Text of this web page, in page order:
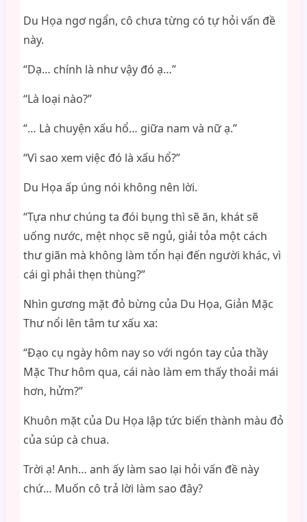
Du Họa ngơ ngẩn, cô chưa từng có tự hỏi vấn đề
này.
“Dạ… chính là như vậy đó ạ…”
“Là loại nào?”
“… Là chuyện xấu hổ… giữa nam và nữ ạ.”
“Vì sao xem việc đó là xấu hổ?”
Du Họa ấp úng nói không nên lời.
“Tựa như chúng ta đói bụng thì sẽ ăn, khát sẽ
uống nước, mệt nhọc sẽ ngủ, giải tỏa một cách
thư giãn mà không làm tổn hại đến người khác, vì
cái gì phải thẹn thùng?”
Nhìn gương mặt đỏ bừng của Du Họa, Giản Mặc
Thư nổi lên tâm tư xấu xa:
“Đạo cụ ngày hôm nay so với ngón tay của thầy
Mặc Thư hôm qua, cái nào làm em thấy thoải mái
hơn, hửm?”
Khuôn mặt của Du Họa lập tức biến thành màu đỏ
của súp cà chua.
Trời ạ! Anh… anh ấy làm sao lại hỏi vấn đề này
chứ… Muốn cô trả lời làm sao đây?